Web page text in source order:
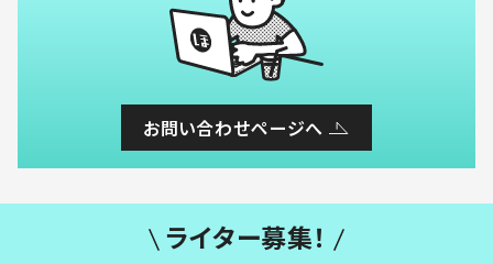
お問い合わせページへ
ライター募集！